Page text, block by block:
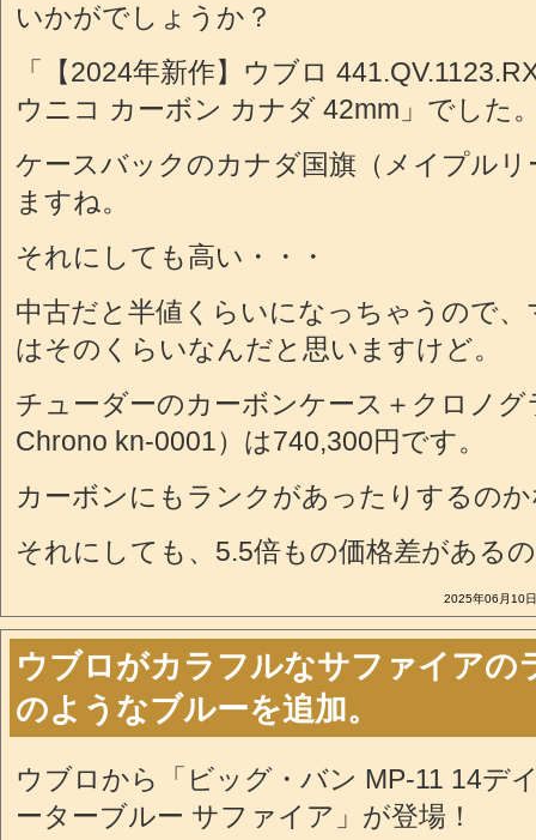
いかがでしょうか？
「【2024年新作】ウブロ
ウニコ カーボン カナダ 42mm」でした
ケースバックのカナダ国旗（メイプル
ますね。
それにしても高い・・・
中古だと半値くらいになっちゃうので
はそのくらいなんだと思いますけど。
チューダーのカーボンケース＋クロノグ
Chrono kn-0001）は740,300円です。
カーボンにもランクがあったりするの
それにしても、5.5倍もの価格差がある
2025年06月10
ウブロがカラフルなサファイアの
のようなブルーを追加。
ウブロから「ビッグ・バン MP-11 14デ
ーターブルー サファイア」が登場！